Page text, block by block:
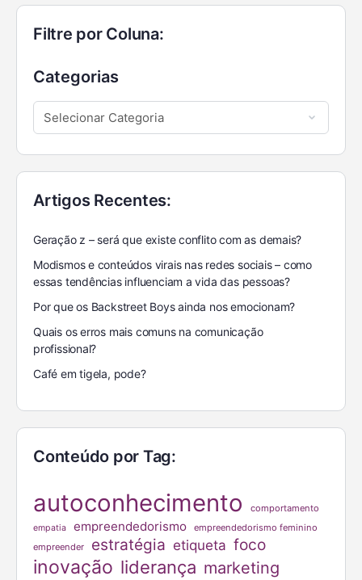
Filtre por Coluna:
Categorias
Artigos Recentes:
Geração z – será que existe conflito com as demais?
Modismos e conteúdos virais nas redes sociais – como
essas tendências influenciam a vida das pessoas?
Por que os Backstreet Boys ainda nos emocionam?
Quais os erros mais comuns na comunicação
profissional?
Café em tigela, pode?
Conteúdo por Tag:
autoconhecimento comportamento
empatia empreendedorismo
empreendedorismo feminino
empreender
estratégia etiqueta foco
inovação liderança marketing